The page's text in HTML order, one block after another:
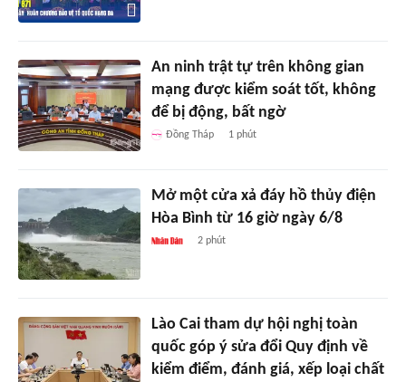
An ninh trật tự trên không gian
mạng được kiểm soát tốt, không
để bị động, bất ngờ
Đồng Tháp 1 phút
Mở một cửa xả đáy hồ thủy điện
Hòa Bình từ 16 giờ ngày 6/8
2 phút
Lào Cai tham dự hội nghị toàn
quốc góp ý sửa đổi Quy định về
kiểm điểm, đánh giá, xếp loại chất